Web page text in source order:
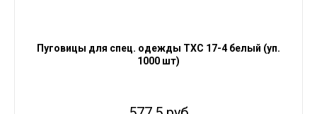
Пуговицы для спец. одежды ТХС 17-4 белый (уп.
1000 шт)